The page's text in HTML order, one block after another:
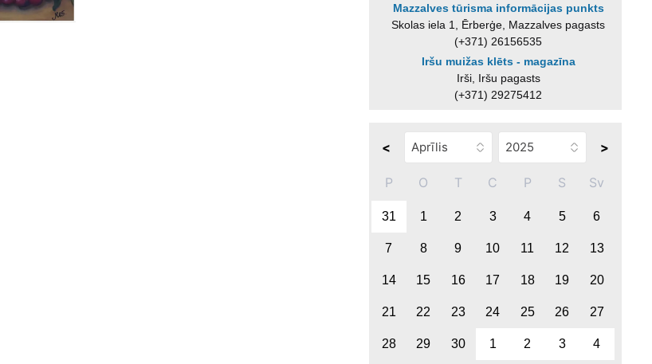
Mazzalves tūrisma informācijas punkts
Skolas iela 1, Ērberģe, Mazzalves pagasts
(+371) 26156535
Iršu muižas klēts - magazīna
Irši, Iršu pagasts
(+371) 29275412
< >
P O T C P S Sv
31 1 2 3 4 5 6
7 8 9 10 11 12 13
14 15 16 17 18 19 20
21 22 23 24 25 26 27
28 29 30 1 2 3 4